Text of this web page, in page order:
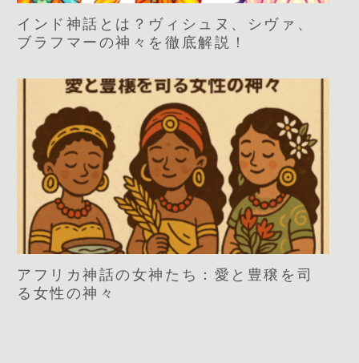
インド神話とは？ヴィシュヌ、シヴァ、
ブラフマーの神々を徹底解説！
アフリカ神話の女神たち：愛と豊穣を司
る女性の神々